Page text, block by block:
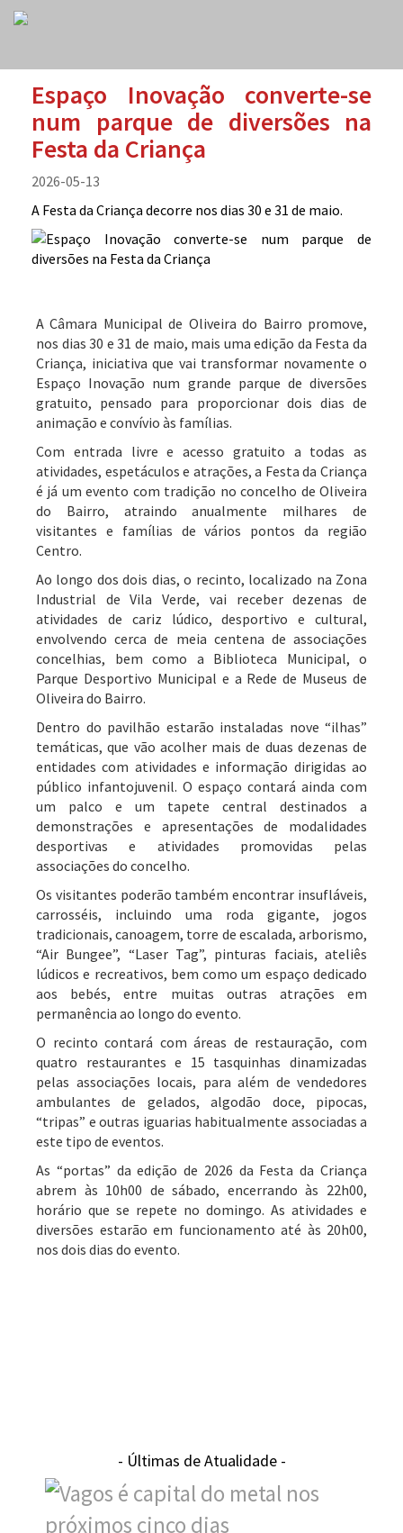
Espaço Inovação converte-se
num parque de diversões na
Festa da Criança
2026-05-13
A Festa da Criança decorre nos dias 30 e 31 de maio.
A Câmara Municipal de Oliveira do Bairro promove,
nos dias 30 e 31 de maio, mais uma edição da Festa da
Criança, iniciativa que vai transformar novamente o
Espaço Inovação num grande parque de diversões
gratuito, pensado para proporcionar dois dias de
animação e convívio às famílias.
Com entrada livre e acesso gratuito a todas as
atividades, espetáculos e atrações, a Festa da Criança
é já um evento com tradição no concelho de Oliveira
do Bairro, atraindo anualmente milhares de
visitantes e famílias de vários pontos da região
Centro.
Ao longo dos dois dias, o recinto, localizado na Zona
Industrial de Vila Verde, vai receber dezenas de
atividades de cariz lúdico, desportivo e cultural,
envolvendo cerca de meia centena de associações
concelhias, bem como a Biblioteca Municipal, o
Parque Desportivo Municipal e a Rede de Museus de
Oliveira do Bairro.
Dentro do pavilhão estarão instaladas nove “ilhas”
temáticas, que vão acolher mais de duas dezenas de
entidades com atividades e informação dirigidas ao
público infantojuvenil. O espaço contará ainda com
um palco e um tapete central destinados a
demonstrações e apresentações de modalidades
desportivas e atividades promovidas pelas
associações do concelho.
Os visitantes poderão também encontrar insufláveis,
carrosséis, incluindo uma roda gigante, jogos
tradicionais, canoagem, torre de escalada, arborismo,
“Air Bungee”, “Laser Tag”, pinturas faciais, ateliês
lúdicos e recreativos, bem como um espaço dedicado
aos bebés, entre muitas outras atrações em
permanência ao longo do evento.
O recinto contará com áreas de restauração, com
quatro restaurantes e 15 tasquinhas dinamizadas
pelas associações locais, para além de vendedores
ambulantes de gelados, algodão doce, pipocas,
“tripas” e outras iguarias habitualmente associadas a
este tipo de eventos.
As “portas” da edição de 2026 da Festa da Criança
abrem às 10h00 de sábado, encerrando às 22h00,
horário que se repete no domingo. As atividades e
diversões estarão em funcionamento até às 20h00,
nos dois dias do evento.
- Últimas de Atualidade -